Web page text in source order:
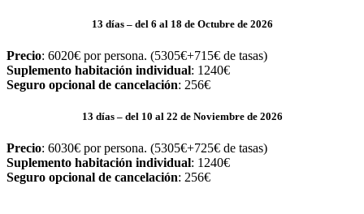
13 días – del 6 al 18 de Octubre de 2026
Precio: 6020€ por persona. (5305€+715€ de tasas)
Suplemento habitación individual: 1240€
Seguro opcional de cancelación: 256€
13 días – del 10 al 22 de Noviembre de 2026
Precio: 6030€ por persona. (5305€+725€ de tasas)
Suplemento habitación individual: 1240€
Seguro opcional de cancelación: 256€